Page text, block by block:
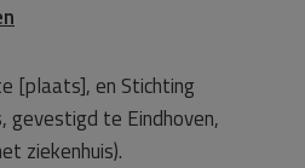
[plaats], en Stichting
gevestigd te Eindhoven,
ziekenhuis).